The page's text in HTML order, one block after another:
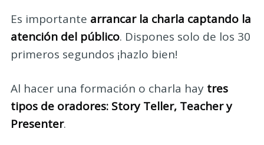
Es importante arrancar la charla captando la
atención del público. Dispones solo de los 30
primeros segundos ¡hazlo bien!
Al hacer una formación o charla hay tres
tipos de oradores: Story Teller, Teacher y
Presenter.